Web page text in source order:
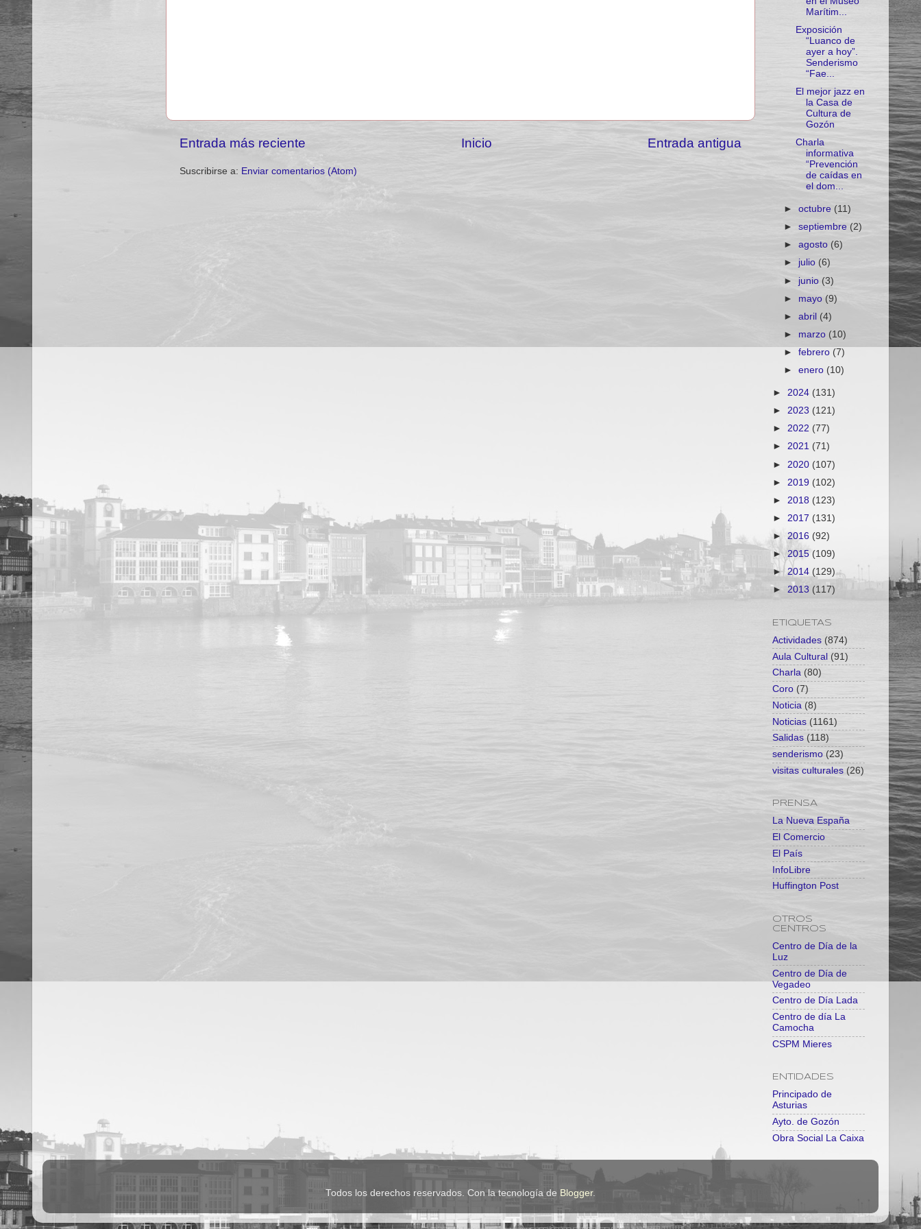
Entrada más reciente Entrada antigua
Inicio
Suscribirse a: Enviar comentarios (Atom)
Marítim...
Exposición
“Luanco de
ayer a hoy”.
Senderismo
“Fae...
El mejor jazz en
la Casa de
Cultura de
Gozón
Charla
informativa
“Prevención
de caídas en
el dom...
►octubre (11)
►septiembre(2)
►agosto (6)
► julio (6)
► junio(3)
► mayo(9)
►abril (4)
► marzo (10)
►febrero (7)
►enero (10)
► 2024 (131)
► 2023 (121)
► 2022 (77)
► 2021 (71)
► 2020 (107)
► 2019 (102)
► 2018 (123)
► 2017 (131)
► 2016 (92)
►2015 (109)
► 2014 (129)
► 2013 (117)
ETIQUETAS
Actividades (874)
Aula Cultural (91)
Charla (80)
Coro (7)
Noticia (8)
Noticias (1161)
Salidas (118)
senderismo (23)
visitas culturales (26)
PRENSA
La Nueva España
El Comercio
El País
InfoLibre
Huffington Post
OTROS
CENTROS
Centro de Día de la
Luz
Centro de Día de
Vegadeo
Centro de Día Lada
Centro de día La
Camocha
CSPM Mieres
ENTIDADES
Principado de
Asturias
Ayto. de Gozón
Obra Social La Caixa
Todos los derechos reservados. Con la tecnología de Blogger.